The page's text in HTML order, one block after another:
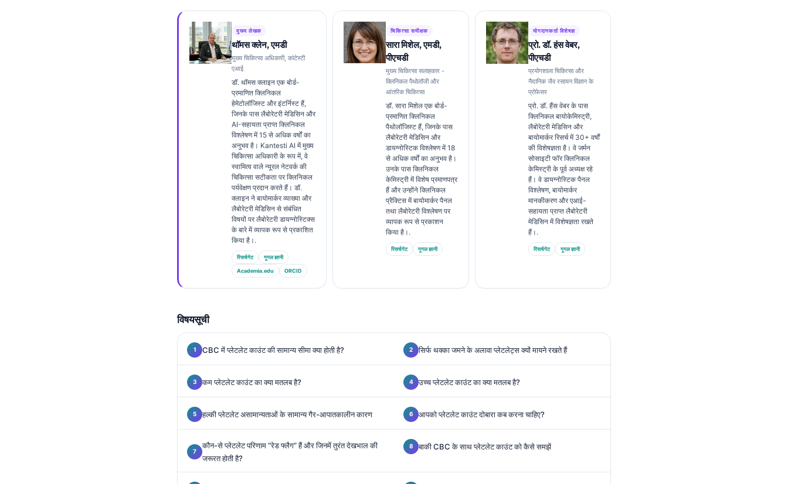
मुख्य लेखक
थॉमस क्लेन, एमडी
मुख्य चिकित्सा अधिकारी, कांटेस्टी
एआई
डॉ. थॉमस क्लाइन एक बोर्ड-
प्रमाणित क्लिनिकल
हेमेटोलॉजिस्ट और इंटर्निस्ट हैं,
जिनके पास लैबोरेटरी मेडिसिन और
AI-सहायता प्राप्त क्लिनिकल
विश्लेषण में 15 से अधिक वर्षों का
अनुभव है। Kantesti AI में मुख्य
चिकित्सा अधिकारी के रूप में, वे
स्वामित्व वाले न्यूरल नेटवर्क की
चिकित्सा सटीकता पर क्लिनिकल
पर्यवेक्षण प्रदान करते हैं। डॉ.
क्लाइन ने बायोमार्कर व्याख्या और
लैबोरेटरी मेडिसिन से संबंधित
विषयों पर लैबोरेटरी डायग्नोस्टिक्स
के बारे में व्यापक रूप से प्रकाशित
किया है।.
रिसर्चगेट गूगल ज्ञानी
Academia.edu ORCID
चिकित्सा समीक्षक
सारा मिशेल, एमडी,
पीएचडी
मुख्य चिकित्सा सलाहकार -
क्लिनिकल पैथोलॉजी और
आंतरिक चिकित्सा
डॉ. सारा मिशेल एक बोर्ड-
प्रमाणित क्लिनिकल
पैथोलॉजिस्ट हैं, जिनके पास
लैबोरेटरी मेडिसिन और
डायग्नोस्टिक विश्लेषण में 18
से अधिक वर्षों का अनुभव है।
उनके पास क्लिनिकल
केमिस्ट्री में विशेष प्रमाणपत्र
हैं और उन्होंने क्लिनिकल
प्रैक्टिस में बायोमार्कर पैनल
तथा लैबोरेटरी विश्लेषण पर
व्यापक रूप से प्रकाशन
किया है।.
रिसर्चगेट गूगल ज्ञानी
योगदानकर्ता विशेषज्ञ
प्रो. डॉ. हंस वेबर,
पीएचडी
प्रयोगशाला चिकित्सा और
नैदानिक जैव रसायन विज्ञान के
प्रोफेसर
प्रो. डॉ. हैंस वेबर के पास
क्लिनिकल बायोकेमिस्ट्री,
लैबोरेटरी मेडिसिन और
बायोमार्कर रिसर्च में 30+ वर्षों
की विशेषज्ञता है। वे जर्मन
सोसाइटी फॉर क्लिनिकल
केमिस्ट्री के पूर्व अध्यक्ष रहे
हैं। वे डायग्नोस्टिक पैनल
विश्लेषण, बायोमार्कर
मानकीकरण और एआई-
सहायता प्राप्त लैबोरेटरी
मेडिसिन में विशेषज्ञता रखते
हैं।.
रिसर्चगेट गूगल ज्ञानी
विषयसूची
CBC में प्लेटलेट काउंट की सामान्य सीमा क्या होती है? सिर्फ थक्का जमने के अलावा प्लेटलेट्स क्यों मायने रखते हैं
कम प्लेटलेट काउंट का क्या मतलब है? उच्च प्लेटलेट काउंट का क्या मतलब है?
हल्की प्लेटलेट असामान्यताओं के सामान्य गैर-आपातकालीन कारण आपको प्लेटलेट काउंट दोबारा कब करना चाहिए?
कौन-से प्लेटलेट परिणाम “रेड फ्लैग” हैं और जिनमें तुरंत देखभाल की
जरूरत होती है?
बाकी CBC के साथ प्लेटलेट काउंट को कैसे समझें